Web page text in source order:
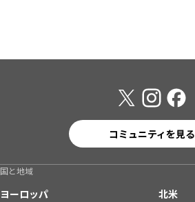
コミュニティを見る
国と地域
ヨーロッパ
北米